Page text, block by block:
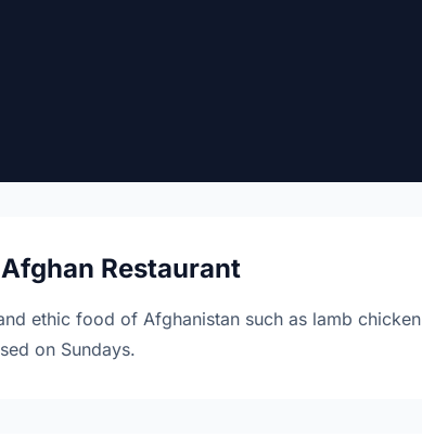
Restaurant
ethic food of Afghanistan such as lamb
on Sundays.